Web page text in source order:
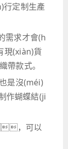
行定制生產
需求才會(h
現(xiàn)貨
款式。
是沒(méi)
作蝴蝶結(ji
，可以